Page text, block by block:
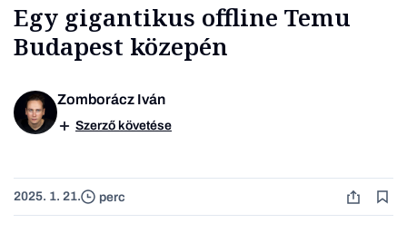
Egy gigantikus offline Temu
Budapest közepén
Zomborácz Iván
Szerző követése
2025. 1. 21. perc